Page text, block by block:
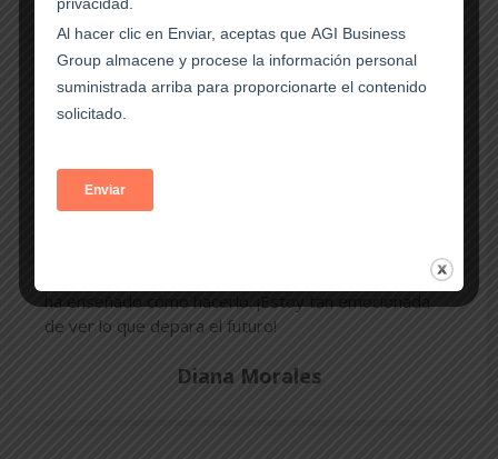
vida de la manera que quisiera, pero este curso me
ha enseñado cómo hacerlo. ¡Estoy tan emocionada
de ver lo que depara el futuro!
Diana Morales